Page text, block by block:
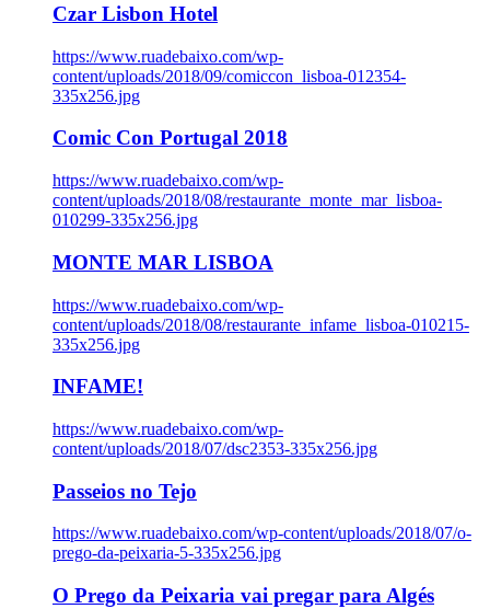
Czar Lisbon Hotel
https://www.ruadebaixo.com/wp-
content/uploads/2018/09/comiccon_lisboa-012354-
335x256.jpg
Comic Con Portugal 2018
https://www.ruadebaixo.com/wp-
content/uploads/2018/08/restaurante_monte_mar_lisboa-
010299-335x256.jpg
MONTE MAR LISBOA
https://www.ruadebaixo.com/wp-
content/uploads/2018/08/restaurante_infame_lisboa-010215-
335x256.jpg
INFAME!
https://www.ruadebaixo.com/wp-
content/uploads/2018/07/dsc2353-335x256.jpg
Passeios no Tejo
https://www.ruadebaixo.com/wp-content/uploads/2018/07/o-
prego-da-peixaria-5-335x256.jpg
O Prego da Peixaria vai pregar para Algés